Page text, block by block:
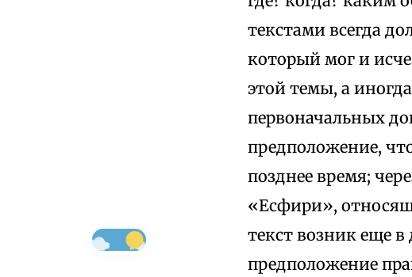
текстами всегда
который мог и
этой темы, а
первоначальных
предположение,
позднее время;
«Есфири»,
текст возник еще
предположение